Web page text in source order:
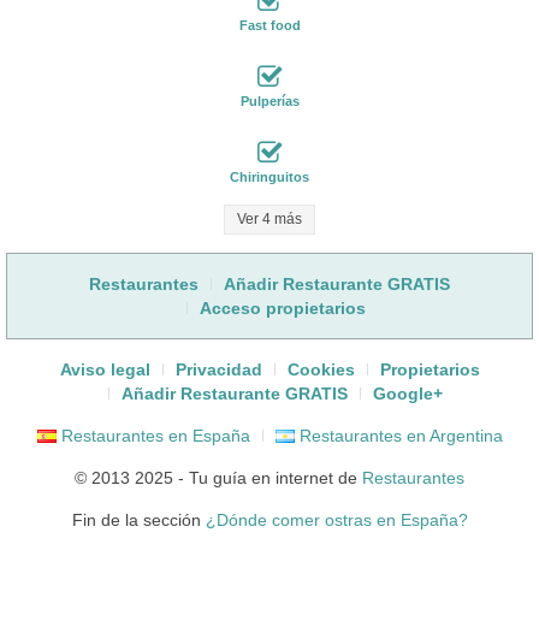
Fast food
Pulperías
Chiringuitos
Ver 4 más
Restaurantes
Añadir Restaurante GRATIS
Acceso propietarios
Aviso legal Privacidad Cookies
Propietarios
Añadir Restaurante GRATIS
Google+
Restaurantes en España Restaurantes en Argentina
© 2013 2025 - Tu guía en internet de Restaurantes
Fin de la sección ¿Dónde comer ostras en España?